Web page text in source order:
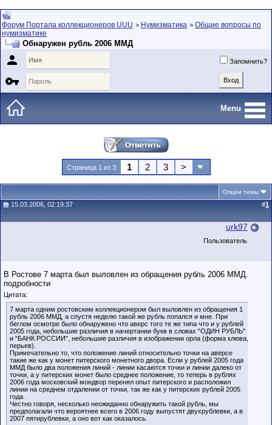
Форум Портала коллекционеров UUU > Нумизматика > Общие вопросы по
нумизматике
Обнаружен рубль 2006 ММД
 Запомнить?

Menu
Страница 1 из 3 1 2 3 >
Опции темы
15.03.2006, 02:19:37 #1
urk97
Пользователь
В Ростове 7 марта был выловлен из обращения рубль 2006 ММД.
подробности
Цитата:
7 марта одним ростовским коллекционером был выловлен из обращения 1
рубль 2006 ММД, а спустя неделю такой же рубль попался и мне. При
беглом осмотре было обнаружено что аверс того те же типа что и у рублей
2005 года, небольшие различия в начертании букв в словах "ОДИН РУБЛЬ"
и "БАНК РОССИИ", небольшие различия в изображении орла (форма клюва,
перьев).
Примечательно то, что положение линий относительно точки на аверсе
такие же как у монет питерского монетного двора. Если у рублей 2005 года
ММД было два положения линий - линии касаются точки и линии далеко от
точки, а у питерских монет было среднее положение, то теперь в рублях
2006 года московский мондвор перенял опыт питерского и расположил
линии на среднем отдалении от точки, так же как у питерских рублей 2005
года.
Честно говоря, несколько неожиданно обнаружить такой рубль, мы
предполагали что вероятнее всего в 2006 году выпустят двухрублевки, а в
2007 пятирублевки, а оно вот как оказалось.